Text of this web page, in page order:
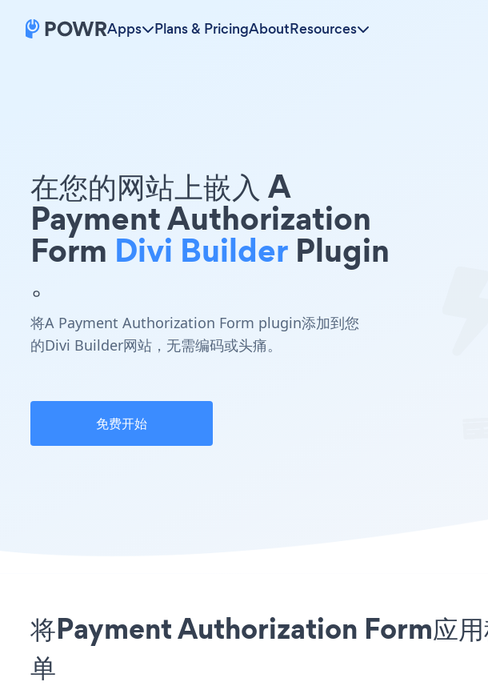
Apps Plans & PricingAboutResources
在您的网站上嵌入 A
Payment Authorization
Form Divi Builder Plugin
。
将A Payment Authorization Form plugin添加到您
的Divi Builder网站，无需编码或头痛。
免费开始
将Payment Authorization Form应用
单